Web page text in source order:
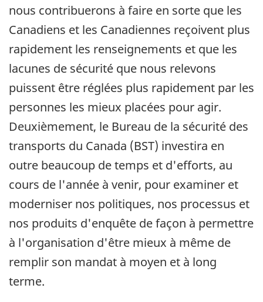
nous contribuerons à faire en sorte que les
Canadiens et les Canadiennes reçoivent plus
rapidement les renseignements et que les
lacunes de sécurité que nous relevons
puissent être réglées plus rapidement par les
personnes les mieux placées pour agir.
Deuxièmement, le Bureau de la sécurité des
transports du Canada (BST) investira en
outre beaucoup de temps et d'efforts, au
cours de l'année à venir, pour examiner et
moderniser nos politiques, nos processus et
nos produits d'enquête de façon à permettre
à l'organisation d'être mieux à même de
remplir son mandat à moyen et à long
terme.